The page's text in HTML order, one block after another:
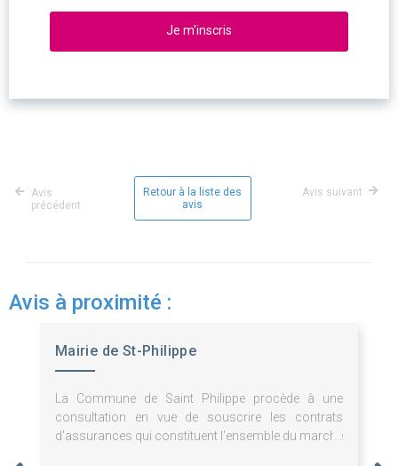
Je m'inscris
Avis
précédent
Retour à la liste des
avis
Avis suivant
Avis à proximité :
Mairie de St-Philippe
La Commune de Saint Philippe procède à une
consultation en vue de souscrire les contrats
d'assurances qui constituent l'ensemble du marché